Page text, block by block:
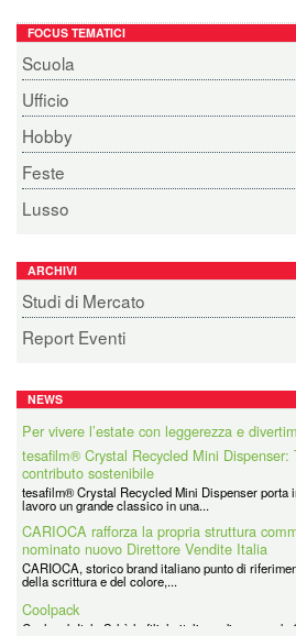
FOCUS TEMATICI
Scuola
Ufficio
Hobby
Feste
Lusso
ARCHIVI
Studi di Mercato
Report Eventi
NEWS
tesafilm® Crystal Recycled Mini Dispenser:
contributo sostenibile
tesafilm® Crystal Recycled Mini Dispenser porta
lavoro un grande classico in una...
CARIOCA rafforza la propria struttura
nominato nuovo Direttore Vendite Italia
CARIOCA, storico brand italiano punto di
della scrittura e del colore,...
Coolpack
Coolpack Italy Srl è la filiale italiana di un grande
e presente in tutti i principali...